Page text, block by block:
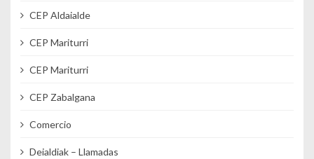
CEP Aldaialde
CEP Mariturri
CEP Mariturri
CEP Zabalgana
Comercio
Deialdiak – Llamadas